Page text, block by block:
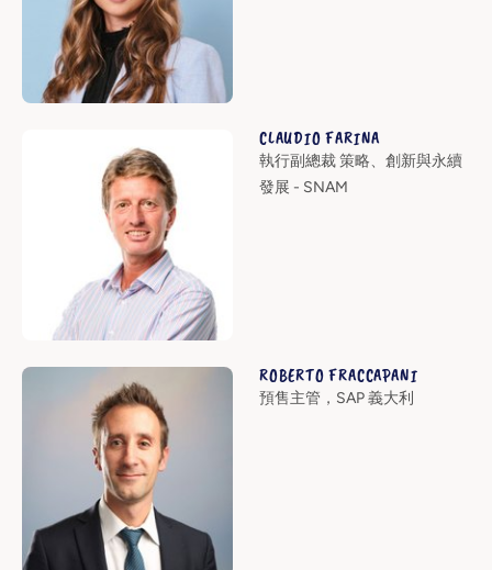
CLAUDIO FARINA
執行副總裁 策略、創新與永續
發展 - SNAM
ROBERTO FRACCAPANI
預售主管，SAP 義大利